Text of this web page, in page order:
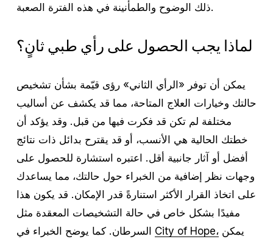
ذلك الوضوح والطمأنينة في هذه الفترة الصعبة.
لماذا يجب الحصول على رأي طبي ثانٍ؟
يمكن أن توفر «الرأي الثاني» رؤى قيّمة بشأن تشخيص
حالتك وخيارات العلاج المتاحة، مما قد يكشف عن أساليب
مختلفة لم تكن قد فكرت فيها من قبل. وقد يؤكد أن
خطتك الحالية هي الأنسب، أو قد يقترح بدائل ذات نتائج
أفضل أو آثار جانبية أقل. اعتبره استشارة للحصول على
وجهات نظر إضافية من الخبراء حول حالتك، مما يساعدك
على اتخاذ القرار الأكثر استنارةً قدر الإمكان. قد يكون هذا
مفيدًا بشكل خاص في حالة التشخيصات المعقدة مثل
City of Hope،يمكن